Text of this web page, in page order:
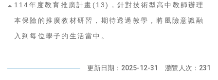
114年度教育推廣計畫(13)，針對技術型高中教師辦理
本保險的推廣教材研習，期待透過教學，將風險意識融
入到每位學子的生活當中。
更新日期：2025-12-31 瀏覽人次：231